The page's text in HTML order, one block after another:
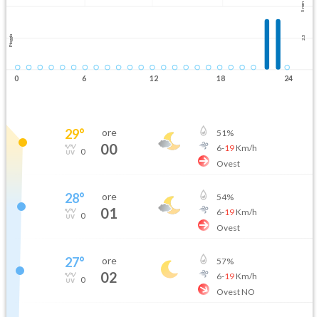
5 mm
2.5
Pioggia
0 6 12 18 24
29°
0
ore
00
51%
6-19Km/h
Ovest
28°
0
ore
01
54%
6-19Km/h
Ovest
27°
0
ore
02
57%
6-19Km/h
Ovest NO